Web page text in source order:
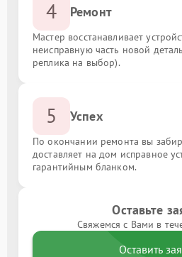
4 Ремонт
Мастер восстанавливает
неисправную часть новой
реплика на выбор).
5 Успех
По окончании ремонта вы
доставляет на дом исправное
гарантийным бланком.
Оставьте
Свяжемся с Вами в
Оставить